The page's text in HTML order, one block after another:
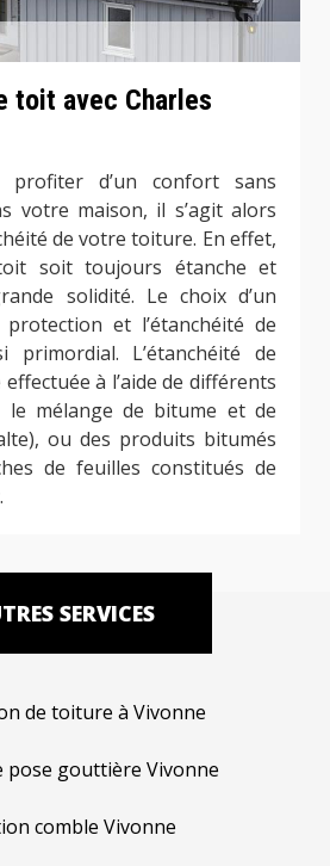
toit avec Charles
profiter d’un confort sans
votre maison, il s’agit alors
de votre toiture. En effet,
soit toujours étanche et
solidité. Le choix d’un
et l’étanchéité de
L’étanchéité de
à l’aide de différents
le mélange de bitume et de
ou des produits bitumés
de feuilles constitués de
SERVICES
de toiture à Vivonne
pose gouttière Vivonne
comble Vivonne